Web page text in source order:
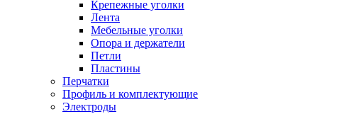
Крепежные уголки
Лента
Мебельные уголки
Опора и держатели
Петли
Пластины
Перчатки
Профиль и комплектующие
Электроды